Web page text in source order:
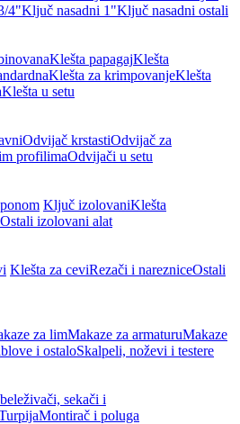
4"Ključ nasadni 1"Ključ nasadni ostali
Klešta papagajKlešta
Klešta za krimpovanjeKlešta
Klešta u setu
Odvijač krstastiOdvijač za
profilimaOdvijači u setu
Ključ izolovaniKlešta
Ostali izolovani alat
Klešta za ceviRezači i narezniceOstali
za limMakaze za armaturuMakaze
i ostaloSkalpeli, noževi i testere
sekači i
Montirač i poluga